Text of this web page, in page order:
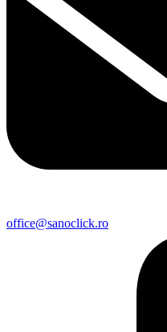
office@sanoclick.ro